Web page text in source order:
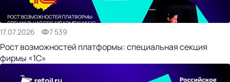
17.07.2026 7 539
Рост возможностей платформы: специальная секция
фирмы «1С»